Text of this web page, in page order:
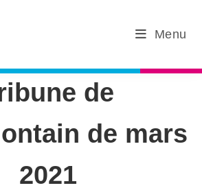
Menu
de
de mars
2021